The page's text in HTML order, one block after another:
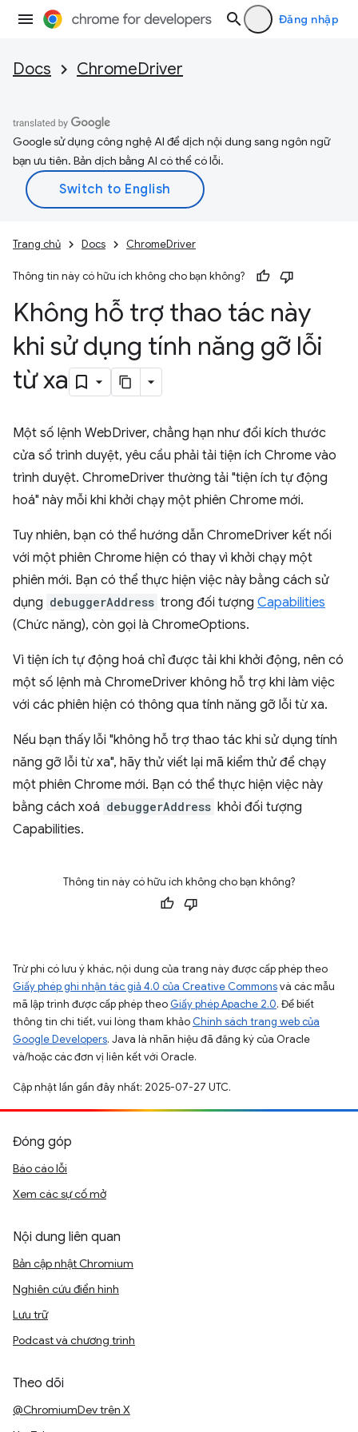
Đăng nhập
Docs ChromeDriver
Google sử dụng công nghệ AI để dịch nội dung sang ngôn ngữ
bạn ưu tiên. Bản dịch bằng AI có thể có lỗi.
Trang chủ Docs ChromeDriver
Thông tin này có hữu ích không cho bạn không?
Không hỗ trợ thao tác này
khi sử dụng tính năng gỡ lỗi
từ xa
Một số lệnh WebDriver, chẳng hạn như đổi kích thước
cửa sổ trình duyệt, yêu cầu phải tải tiện ích Chrome vào
trình duyệt. ChromeDriver thường tải "tiện ích tự động
hoá" này mỗi khi khởi chạy một phiên Chrome mới.
Tuy nhiên, bạn có thể hướng dẫn ChromeDriver kết nối
với một phiên Chrome hiện có thay vì khởi chạy một
phiên mới. Bạn có thể thực hiện việc này bằng cách sử
dụng debuggerAddress trong đối tượng Capabilities
(Chức năng), còn gọi là ChromeOptions.
Vì tiện ích tự động hoá chỉ được tải khi khởi động, nên có
một số lệnh mà ChromeDriver không hỗ trợ khi làm việc
với các phiên hiện có thông qua tính năng gỡ lỗi từ xa.
Nếu bạn thấy lỗi "không hỗ trợ thao tác khi sử dụng tính
năng gỡ lỗi từ xa", hãy thử viết lại mã kiểm thử để chạy
một phiên Chrome mới. Bạn có thể thực hiện việc này
bằng cách xoá debuggerAddress khỏi đối tượng
Capabilities.
Thông tin này có hữu ích không cho bạn không?
Trừ phi có lưu ý khác, nội dung của trang này được cấp phép theo
Giấy phép ghi nhận tác giả 4.0 của Creative Commonsvà các mẫu
mã lập trình được cấp phép theo Giấy phép Apache 2.0. Để biết
thông tin chi tiết, vui lòng tham khảo Chính sách trang web của
Google Developers. Java là nhãn hiệu đã đăng ký của Oracle
và/hoặc các đơn vị liên kết với Oracle.
Cập nhật lần gần đây nhất: 2025-07-27 UTC.
Đóng góp
Báo cáo lỗi
Xem các sự cố mở
Nội dung liên quan
Bản cập nhật Chromium
Nghiên cứu điển hình
Lưu trữ
Podcast và chương trình
Theo dõi
@ChromiumDev trên X